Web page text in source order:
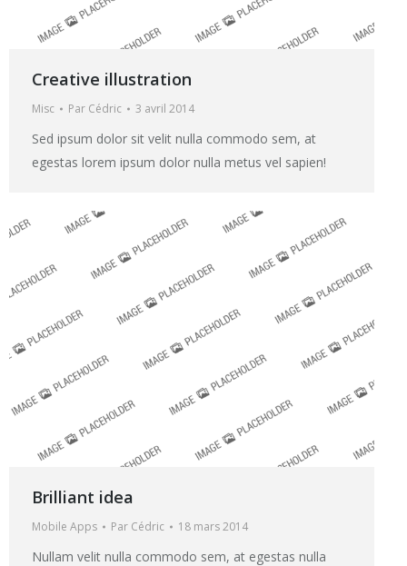
Creative illustration
Misc Par Cédric 3 avril 2014
Sed ipsum dolor sit velit nulla commodo sem, at
egestas lorem ipsum dolor nulla metus vel sapien!
Brilliant idea
Mobile Apps Par Cédric 18 mars 2014
Nullam velit nulla commodo sem, at egestas nulla